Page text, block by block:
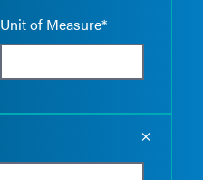
Unit of Measure*